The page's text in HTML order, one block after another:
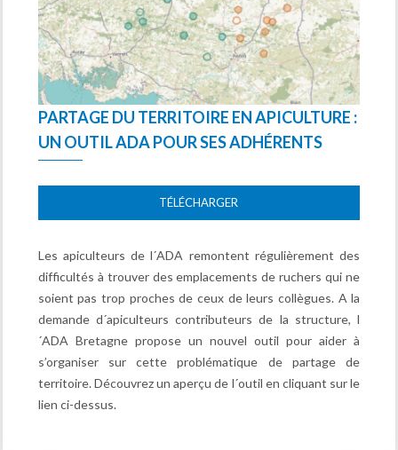
PARTAGE DU TERRITOIRE EN APICULTURE :
UN OUTIL ADA POUR SES ADHÉRENTS
TÉLÉCHARGER
Les apiculteurs de l´ADA remontent régulièrement des
difficultés à trouver des emplacements de ruchers qui ne
soient pas trop proches de ceux de leurs collègues. A la
demande d´apiculteurs contributeurs de la structure, l
´ADA Bretagne propose un nouvel outil pour aider à
s’organiser sur cette problématique de partage de
territoire. Découvrez un aperçu de l´outil en cliquant sur le
lien ci-dessus.